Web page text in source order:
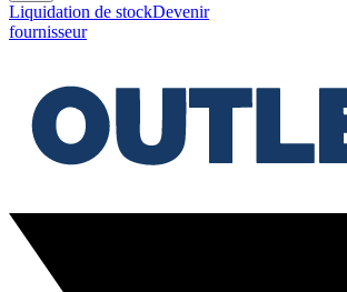
Liquidation de stockDevenir
fournisseur